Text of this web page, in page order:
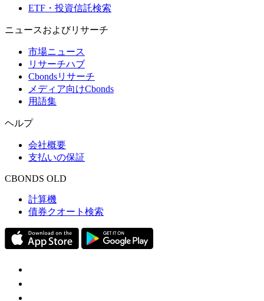
ETF・投資信託検索
ニュースおよびリサーチ
市場ニュース
リサーチハブ
Cbondsリサーチ
メディア向けCbonds
用語集
ヘルプ
会社概要
支払いの保証
CBONDS OLD
計算機
債券クオート検索